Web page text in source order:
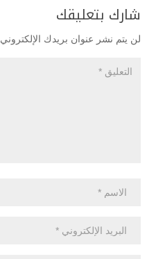
شارك بتعليقك
لن يتم نشر عنوان بريدك الإلكتروني.